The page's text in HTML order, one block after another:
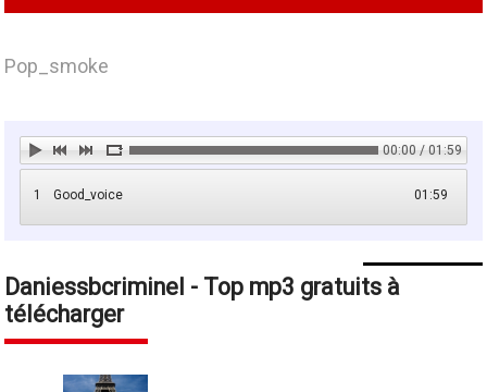
Pop_smoke
00:00 / 01:59
1 01:59
Good_voice
Daniessbcriminel - Top mp3 gratuits à
télécharger